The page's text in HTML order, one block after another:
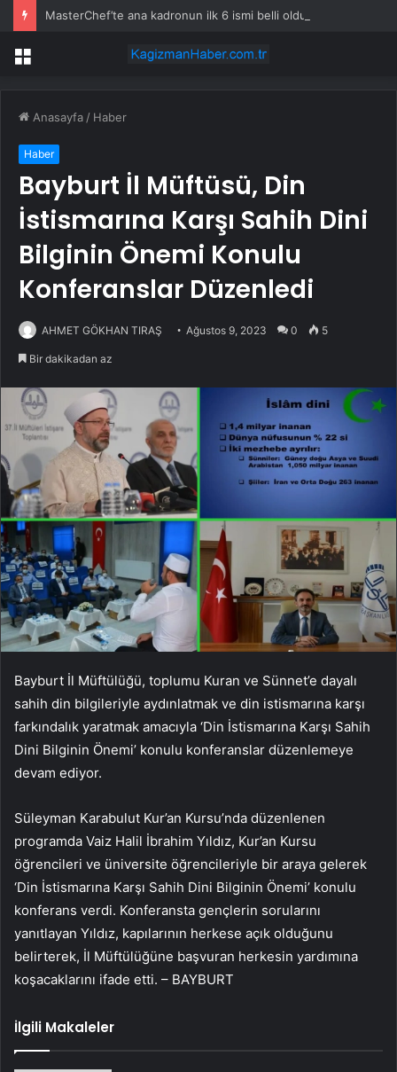
Menü
Anasayfa / Haber
Haber
Bayburt İl Müftüsü, Din
İstismarına Karşı Sahih Dini
Bilginin Önemi Konulu
Konferanslar Düzenledi
AHMET GÖKHAN TIRAŞ Ağustos 9, 2023 0 5
Bir dakikadan az
Bayburt İl Müftülüğü, toplumu Kuran ve Sünnet’e dayalı
sahih din bilgileriyle aydınlatmak ve din istismarına karşı
farkındalık yaratmak amacıyla ‘Din İstismarına Karşı Sahih
Dini Bilginin Önemi’ konulu konferanslar düzenlemeye
devam ediyor.
Süleyman Karabulut Kur’an Kursu’nda düzenlenen
programda Vaiz Halil İbrahim Yıldız, Kur’an Kursu
öğrencileri ve üniversite öğrencileriyle bir araya gelerek
‘Din İstismarına Karşı Sahih Dini Bilginin Önemi’ konulu
konferans verdi. Konferansta gençlerin sorularını
yanıtlayan Yıldız, kapılarının herkese açık olduğunu
belirterek, İl Müftülüğüne başvuran herkesin yardımına
koşacaklarını ifade etti. – BAYBURT
İlgili Makaleler